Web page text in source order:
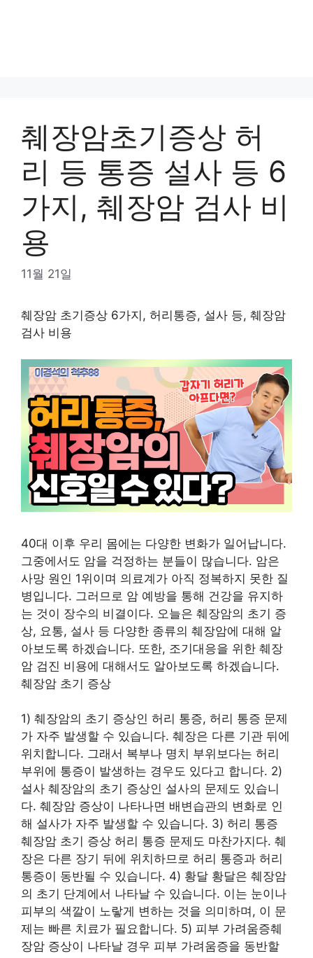
췌장암초기증상 허
리 등 통증 설사 등 6
가지, 췌장암 검사 비
용
11월 21일
췌장암 초기증상 6가지, 허리통증, 설사 등, 췌장암
검사 비용
40대 이후 우리 몸에는 다양한 변화가 일어납니다.
그중에서도 암을 걱정하는 분들이 많습니다. 암은
사망 원인 1위이며 의료계가 아직 정복하지 못한 질
병입니다. 그러므로 암 예방을 통해 건강을 유지하
는 것이 장수의 비결이다. 오늘은 췌장암의 초기 증
상, 요통, 설사 등 다양한 종류의 췌장암에 대해 알
아보도록 하겠습니다. 또한, 조기대응을 위한 췌장
암 검진 비용에 대해서도 알아보도록 하겠습니다.
췌장암 초기 증상
1) 췌장암의 초기 증상인 허리 통증, 허리 통증 문제
가 자주 발생할 수 있습니다. 췌장은 다른 기관 뒤에
위치합니다. 그래서 복부나 명치 부위보다는 허리
부위에 통증이 발생하는 경우도 있다고 합니다. 2)
설사 췌장암의 초기 증상인 설사의 문제도 있습니
다. 췌장암 증상이 나타나면 배변습관의 변화로 인
해 설사가 자주 발생할 수 있습니다. 3) 허리 통증
췌장암 초기 증상 허리 통증 문제도 마찬가지다. 췌
장은 다른 장기 뒤에 위치하므로 허리 통증과 허리
통증이 동반될 수 있습니다. 4) 황달 황달은 췌장암
의 초기 단계에서 나타날 수 있습니다. 이는 눈이나
피부의 색깔이 노랗게 변하는 것을 의미하며, 이 문
제는 빠른 치료가 필요합니다. 5) 피부 가려움증췌
장암 증상이 나타날 경우 피부 가려움증을 동반할